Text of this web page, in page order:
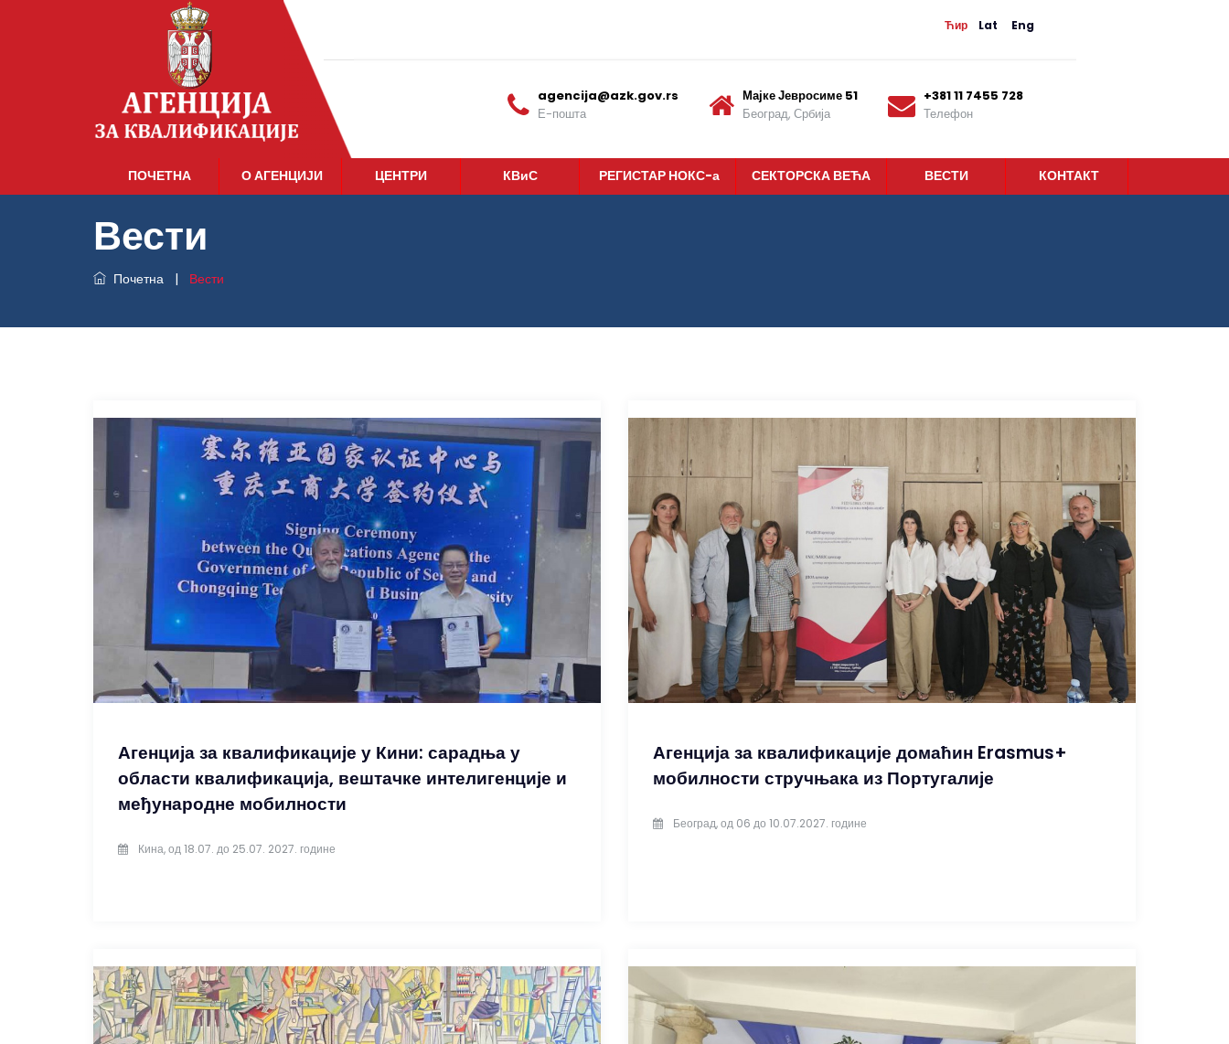
Ћир Lat Eng
agencija@azk.gov.rs
Е-пошта
Мајке Јевросиме 51
Београд, Србија
+381 11 7455 728
Телефон
ПОЧЕТНА О АГЕНЦИЈИ ЦЕНТРИ КВиС РЕГИСТАР НОКС-а СЕКТОРСКА ВЕЋА ВЕСТИ КОНТАКТ
Вести
Почетна | Вести
Агенција за квалификације у Кини: сарадња у
области квалификација, вештачке интелигенције и
међународне мобилности
Кина, од 18.07. до 25.07. 2027. године
Агенција за квалификације домаћин Erasmus+
мобилности стручњака из Португалије
Београд, од 06 до 10.07.2027. године